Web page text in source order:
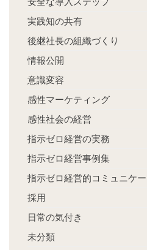
実践知の共有
後継社長の組織づくり
情報公開
意識変容
感性マーケティング
感性社会の経営
指示ゼロ経営の実務
指示ゼロ経営事例集
指示ゼロ経営的コミュニケ
採用
日常の気付き
未分類